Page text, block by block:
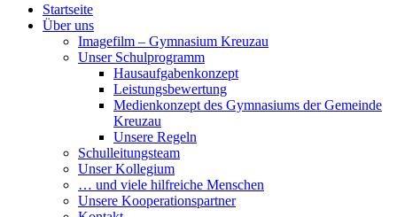
Startseite
Über uns
Imagefilm – Gymnasium Kreuzau
Unser Schulprogramm
Hausaufgabenkonzept
Leistungsbewertung
Medienkonzept des Gymnasiums der Gemeinde
Kreuzau
Unsere Regeln
Schulleitungsteam
Unser Kollegium
… und viele hilfreiche Menschen
Unsere Kooperationspartner